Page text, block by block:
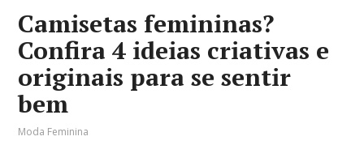
Camisetas femininas?
Confira 4 ideias criativas e
originais para se sentir
bem
Moda Feminina